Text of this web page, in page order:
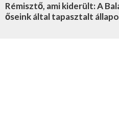
Rémisztő, ami kiderült: A
őseink által tapasztalt